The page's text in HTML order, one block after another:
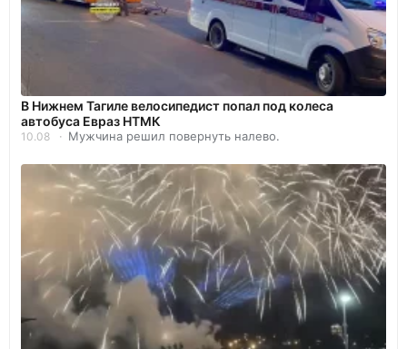
В Нижнем Тагиле велосипедист попал под колеса
автобуса Евраз НТМК
10.08 Мужчина решил повернуть налево.